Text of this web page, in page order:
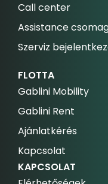
Call center
Assistance
Szerviz
FLOTTA
Gablini Mobility
Gablini Rent
Ajánlatkérés
Kapcsolat
KAPCSOLAT